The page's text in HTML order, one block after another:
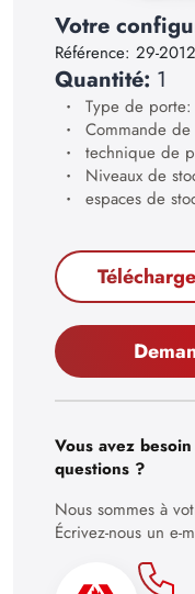
23
24
25
29
30
Votre
Référence: 29-
Quantité: 1
Type de
Commande
technique de
Niveaux de
espaces de
Vous avez
questions ?
Nous sommes à
Écrivez-nous un e-